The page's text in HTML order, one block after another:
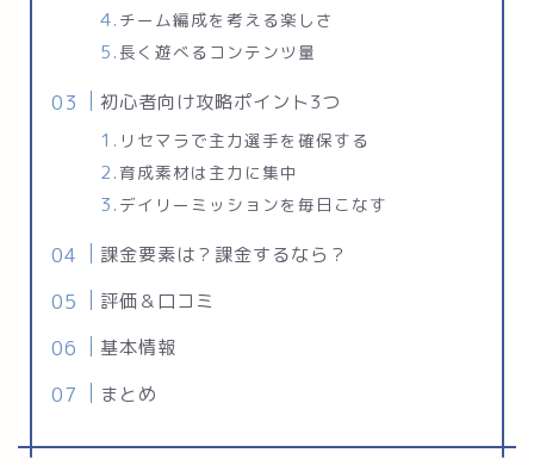
チーム編成を考える楽しさ
長く遊べるコンテンツ量
初心者向け攻略ポイント3つ
リセマラで主力選手を確保する
育成素材は主力に集中
デイリーミッションを毎日こなす
課金要素は？課金するなら？
評価＆口コミ
基本情報
まとめ